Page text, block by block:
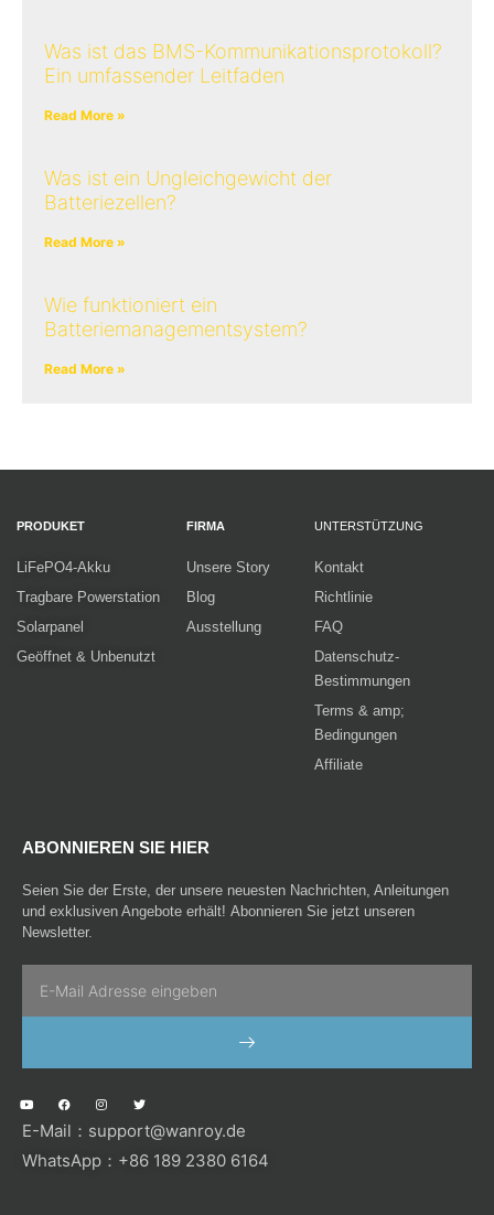
Was ist das BMS-Kommunikationsprotokoll?
Ein umfassender Leitfaden
Read More »
Was ist ein Ungleichgewicht der
Batteriezellen?
Read More »
Wie funktioniert ein
Batteriemanagementsystem?
Read More »
PRODUKET
LiFePO4-Akku
Tragbare Powerstation
Solarpanel
Geöffnet & Unbenutzt
FIRMA
Unsere Story
Blog
Ausstellung
UNTERSTÜTZUNG
Kontakt
Richtlinie
FAQ
Datenschutz-
Bestimmungen
Terms & amp;
Bedingungen
Affiliate
ABONNIEREN SIE HIER
Seien Sie der Erste, der unsere neuesten Nachrichten, Anleitungen
und exklusiven Angebote erhält! Abonnieren Sie jetzt unseren
Newsletter.
SENDEN
o
t
b
e
a
e
o
o
n
t
g
r
w
t
e
r
E-Mail： support@wanroy.de
WhatsApp：+86 189 2380 6164